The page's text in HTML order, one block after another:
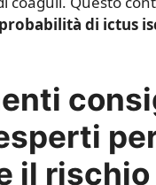
probabilità di ictus
il rischio